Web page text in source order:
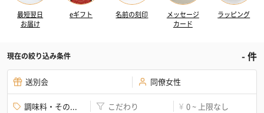
最短翌日
お届け
eギフト 名前の刻印
メッセージ
カード
ラッピング
現在の絞り込み条件 -件
送別会 同僚女性
調味料・その... こだわり ¥ 0 ~ 上限なし